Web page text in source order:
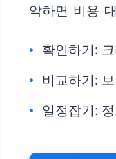
악하면 비용
확인하기:
비교하기:
일정잡기: